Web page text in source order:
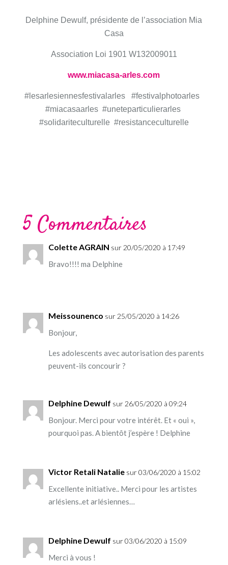
Delphine Dewulf, présidente de l’association Mia
Casa
Association Loi 1901 W132009011
www.miacasa-arles.com
#lesarlesiennesfestivalarles #festivalphotoarles
#miacasaarles #uneteparticulierarles
#solidariteculturelle #resistanceculturelle
5 Commentaires
Colette AGRAIN sur 20/05/2020 à 17:49
Bravo!!!! ma Delphine
Meissounenco sur 25/05/2020 à 14:26
Bonjour,
Les adolescents avec autorisation des parents
peuvent-ils concourir ?
Delphine Dewulf sur 26/05/2020 à 09:24
Bonjour. Merci pour votre intérêt. Et « oui »,
pourquoi pas. A bientôt j’espère ! Delphine
Victor Retali Natalie sur 03/06/2020 à 15:02
Excellente initiative.. Merci pour les artistes
arlésiens..et arlésiennes…
Delphine Dewulf sur 03/06/2020 à 15:09
Merci à vous !